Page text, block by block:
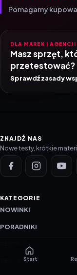
Pomagamy
DLA MAREK I AGENCJI
Masz sprzęt,
przetestować?
Sprawdź zasady
ZNAJDŹ NAS
Nowe testy, krótkie
KATEGORIE
NOWINKI
PORADNIKI
TESTY GIER
Start